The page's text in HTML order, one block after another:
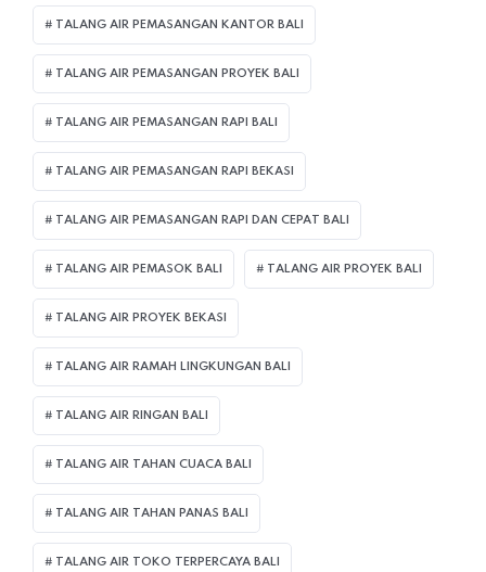
TALANG AIR PEMASANGAN KANTOR BALI
TALANG AIR PEMASANGAN PROYEK BALI
TALANG AIR PEMASANGAN RAPI BALI
TALANG AIR PEMASANGAN RAPI BEKASI
TALANG AIR PEMASANGAN RAPI DAN CEPAT BALI
TALANG AIR PEMASOK BALI TALANG AIR PROYEK BALI
TALANG AIR PROYEK BEKASI
TALANG AIR RAMAH LINGKUNGAN BALI
TALANG AIR RINGAN BALI
TALANG AIR TAHAN CUACA BALI
TALANG AIR TAHAN PANAS BALI
TALANG AIR TOKO TERPERCAYA BALI